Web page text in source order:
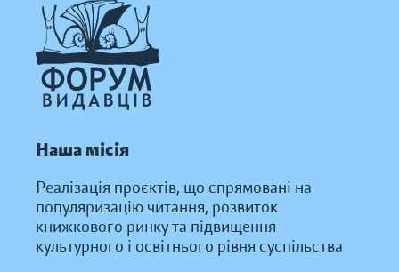
Наша місія
Реалізація проєктів, що спрямовані на
популяризацію читання, розвиток
книжкового ринку та підвищення
культурного і освітнього рівня суспільства